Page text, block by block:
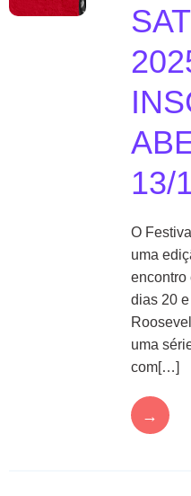
13/
O
uma
encontro
dias 20
uma
com[…]
→